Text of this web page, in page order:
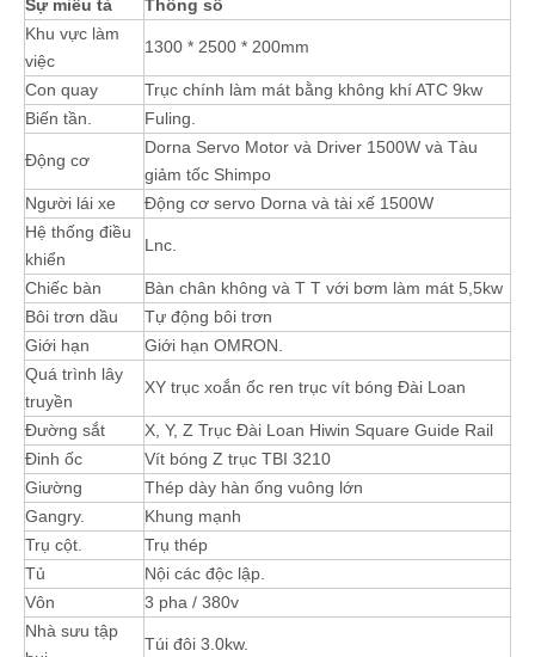
Sự miêu tả
Thông số
Khu vực làm
việc
1300 * 2500 * 200mm
Con quay
Trục chính làm mát bằng không khí ATC 9kw
Biến tần.
Fuling.
Động cơ
Dorna Servo Motor và Driver 1500W và Tàu
giảm tốc Shimpo
Người lái xe
Động cơ servo Dorna và tài xế 1500W
Hệ thống điều
khiển
Lnc.
Chiếc bàn
Bàn chân không và T T với bơm làm mát 5,5kw
Bôi trơn dầu
Tự động bôi trơn
Giới hạn
Giới hạn OMRON.
Quá trình lây
truyền
XY trục xoắn ốc ren trục vít bóng Đài Loan
Đường sắt
X, Y, Z Trục Đài Loan Hiwin Square Guide Rail
Đinh ốc
Vít bóng Z trục TBI 3210
Giường
Thép dày hàn ống vuông lớn
Gangry.
Khung mạnh
Trụ cột.
Trụ thép
Tủ
Nội các độc lập.
Vôn
3 pha / 380v
Nhà sưu tập
Túi đôi 3.0kw.